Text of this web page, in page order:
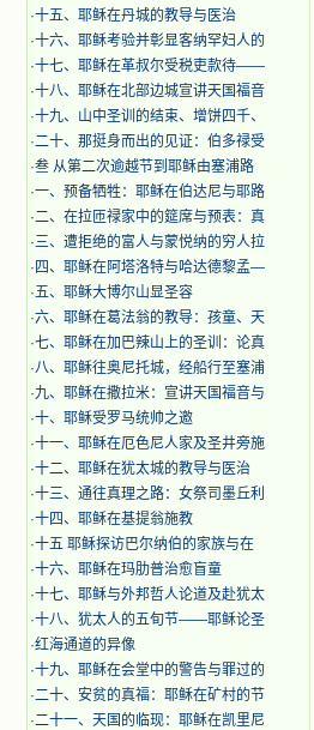
·十五、耶稣在丹城的教导与医治
·十六、耶稣考验并彰显客纳罕妇人的
·十七、耶稣在革叔尔受税吏款待——
·十八、耶稣在北部边城宣讲天国福音
·十九、山中圣训的结束、增饼四千、
·二十、那挺身而出的见证：伯多禄受
·叁 从第二次逾越节到耶稣由塞浦路
·一、预备牺牲：耶稣在伯达尼与耶路
·二、在拉匝禄家中的筵席与预表：真
·三、遭拒绝的富人与蒙悦纳的穷人拉
· 四、耶稣在阿塔洛特与哈达德黎孟—
·五、耶稣大博尔山显圣容
·六、耶稣在葛法翁的教导：孩童、天
·七、耶稣在加巴辣山上的圣训：论真
·八、耶稣往奥尼托城，经船行至塞浦
·九、耶稣在撒拉米：宣讲天国福音与
·十、耶稣受罗马统帅之邀
·十一、耶稣在厄色尼人家及圣井旁施
·十二、耶稣在犹太城的教导与医治
·十三、通往真理之路：女祭司墨丘利
·十四、耶稣在基提翁施教
·十五 耶稣探访巴尔纳伯的家族与在
·十六、耶稣在玛肋普治愈盲童
·十七、耶稣与外邦哲人论道及赴犹太
·十八、犹太人的五旬节——耶稣论圣
·红海通道的异像
·十九、耶稣在会堂中的警告与罪过的
·二十、安贫的真福：耶稣在矿村的节
·二十一、天国的临现：耶稣在凯里尼